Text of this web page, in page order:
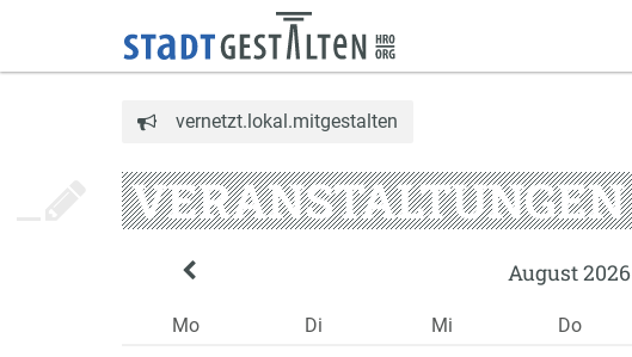
vernetzt.lokal.mitgestalten
VERANSTALTUNGEN
August 2026
Mo Di Mi Do